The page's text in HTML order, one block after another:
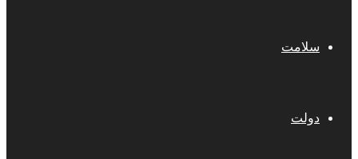
سلامت
دولت